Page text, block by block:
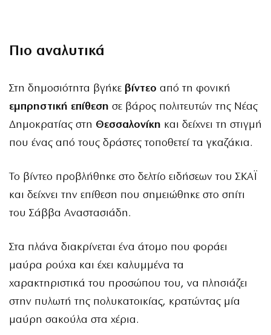
Πιο αναλυτικά
Στη δημοσιότητα βγήκε βίντεο από τη φονική
εμπρηστική επίθεση σε βάρος πολιτευτών της Νέας
Δημοκρατίας στη Θεσσαλονίκη και δείχνει τη στιγμή
που ένας από τους δράστες τοποθετεί τα γκαζάκια.
Το βίντεο προβλήθηκε στο δελτίο ειδήσεων του ΣΚΑΪ
και δείχνει την επίθεση που σημειώθηκε στο σπίτι
του Σάββα Αναστασιάδη.
Στα πλάνα διακρίνεται ένα άτομο που φοράει
μαύρα ρούχα και έχει καλυμμένα τα
χαρακτηριστικά του προσώπου του, να πλησιάζει
στην πυλωτή της πολυκατοικίας, κρατώντας μία
μαύρη σακούλα στα χέρια.